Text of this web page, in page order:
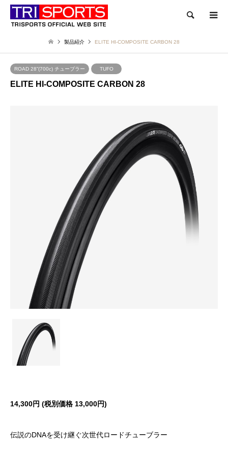
検索
製品紹介 ELITE HI-COMPOSITE CARBON 28
ROAD 28”(700c) チューブラー TUFO
ELITE HI-COMPOSITE CARBON 28
14,300円 (税別価格 13,000円)
伝説のDNAを受け継ぐ次世代ロードチューブラー